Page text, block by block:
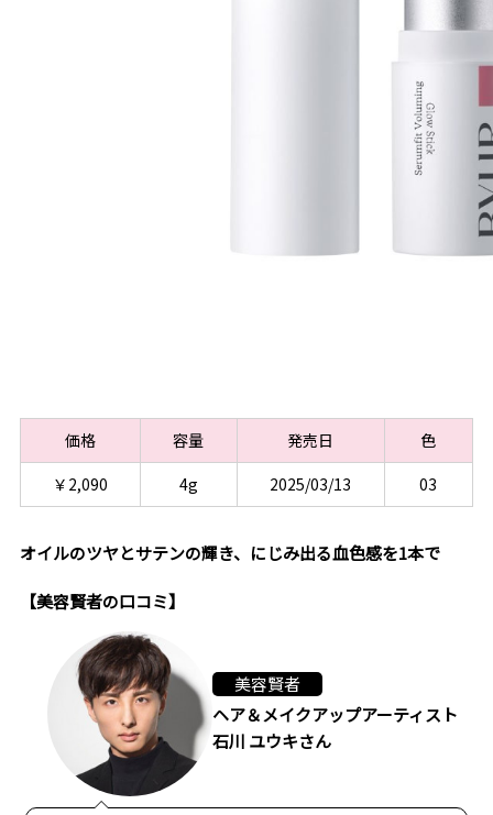
価格 容量 発売日
色
￥2,090
4g 2025/03/13 03
オイルのツヤとサテンの輝き、にじみ出る血色感を1本で
【美容賢者の口コミ】
美容賢者
ヘア＆メイクアップアーティスト
石川 ユウキさん